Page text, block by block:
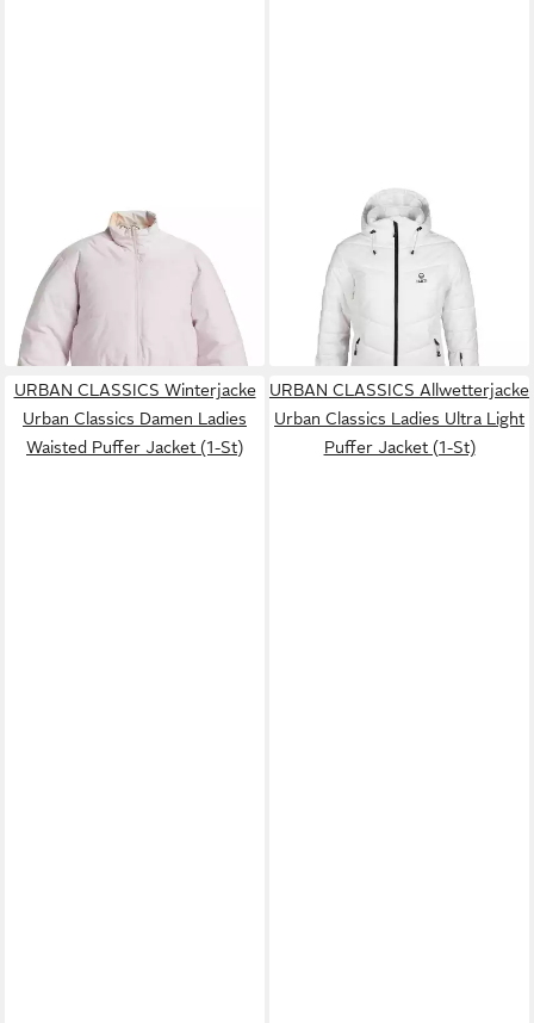
Outdoorjacke Puffer
UVP150,00 €
-45%
Skijacke Mellow
Women Ski Puffer Jacket *
129,99 €
URBAN CLASSICS Winterjacke
Urban Classics Damen Ladies
Waisted Puffer Jacket (1-St)
URBAN CLASSICS Allwetterjacke
Urban Classics Ladies Ultra Light
Puffer Jacket (1-St)